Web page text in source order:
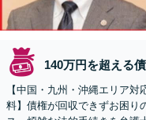
140万円を超える
【中国・九州・沖縄エリア
料】債権が回収できずお困り